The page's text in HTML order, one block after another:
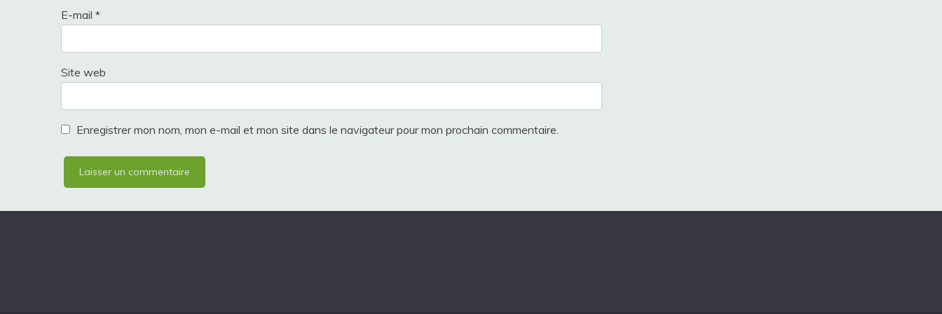
E-mail *
Site web
Enregistrer mon nom, mon e-mail et mon site dans le navigateur pour mon prochain commentaire.